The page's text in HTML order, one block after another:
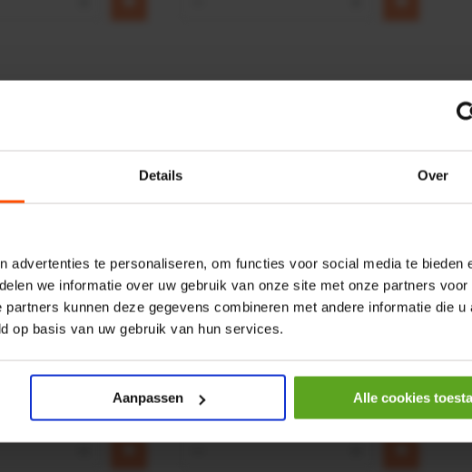
Details Over
advertenties te personaliseren, om functies voor social media te bieden
we informatie over uw gebruik van onze site met onze partners voor
kunnen deze gegevens combineren met andere informatie die u
op basis van uw gebruik van hun services.
Aanpassen Alle cookies
01 50kN 4mm x
+
HP 12 MOTOR B14 380VAC 0,25KW
Merknaam:Emmegi
€ 32,50
incl. BTW
− +